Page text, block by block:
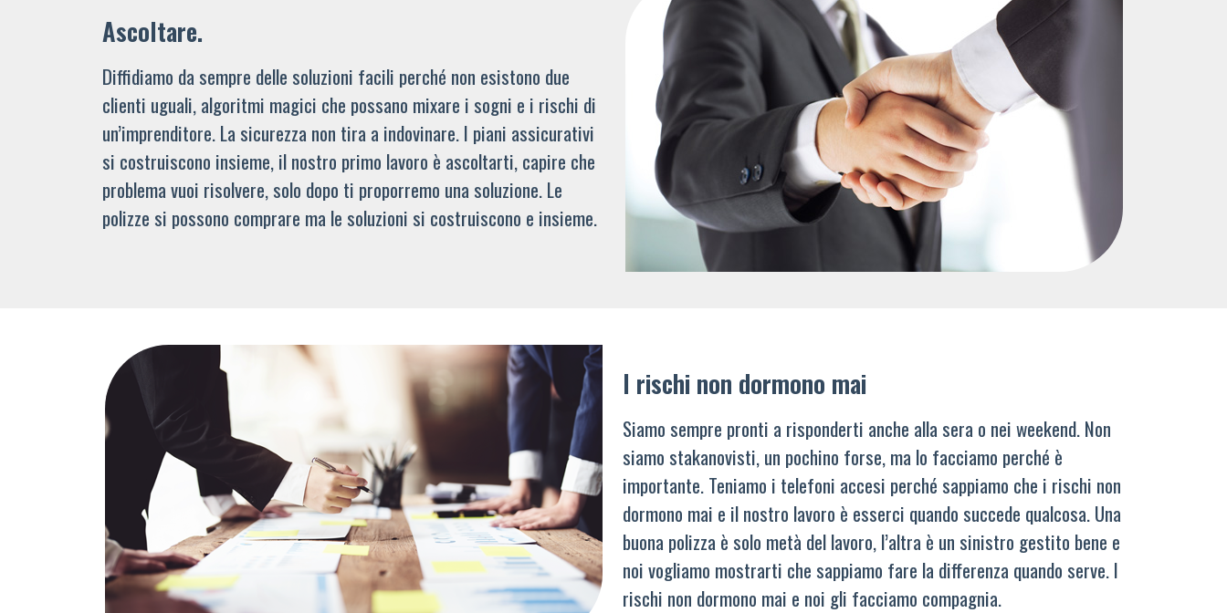
Ascoltare.
Diffidiamo da sempre delle soluzioni facili perché non esistono due
clienti uguali, algoritmi magici che possano mixare i sogni e i rischi di
un’imprenditore. La sicurezza non tira a indovinare. I piani assicurativi
si costruiscono insieme, il nostro primo lavoro è ascoltarti, capire che
problema vuoi risolvere, solo dopo ti proporremo una soluzione. Le
polizze si possono comprare ma le soluzioni si costruiscono e insieme.
I rischi non dormono mai
Siamo sempre pronti a risponderti anche alla sera o nei weekend. Non
siamo stakanovisti, un pochino forse, ma lo facciamo perché è
importante. Teniamo i telefoni accesi perché sappiamo che i rischi non
dormono mai e il nostro lavoro è esserci quando succede qualcosa. Una
buona polizza è solo metà del lavoro, l’altra è un sinistro gestito bene e
noi vogliamo mostrarti che sappiamo fare la differenza quando serve. I
rischi non dormono mai e noi gli facciamo compagnia.